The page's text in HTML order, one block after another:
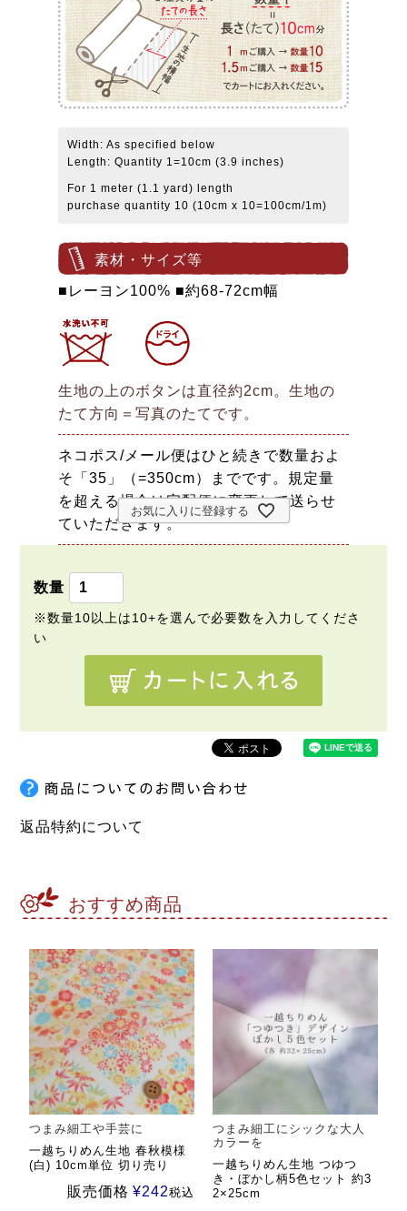
Width: As specified below
Length: Quantity 1=10cm (3.9 inches)
For 1 meter (1.1 yard) length
purchase quantity 10 (10cm x 10=100cm/1m)
素材・サイズ等
■レーヨン100% ■約68-72cm幅
生地の上のボタンは直径約2cm。生地の
たて方向＝写真のたてです。
ネコポス/メール便はひと続きで数量およ
そ「35」（=350cm）までです。規定量
を超える場合は宅配便に変更して送らせ
ていただきます。
お気に入りに登録する
返品特約について
おすすめ商品
つまみ細工や手芸に
一越ちりめん生地 春秋模様
(白) 10cm単位 切り売り
販売価格 ¥242税込
つまみ細工にシックな大人
カラーを
一越ちりめん生地 つゆつ
き・ぼかし柄5色セット 約3
2×25cm